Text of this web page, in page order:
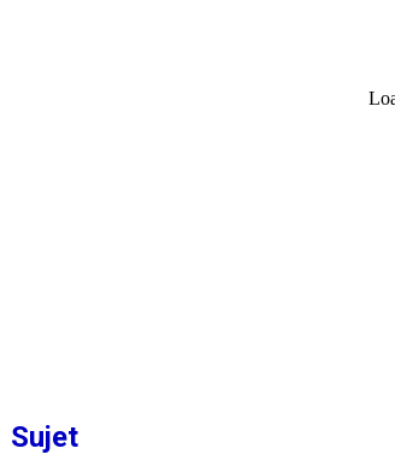
Sujet